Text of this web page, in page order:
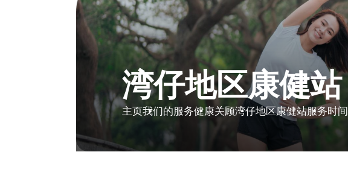
湾仔地区康健站
主页我们的服务健康关顾湾仔地区康健站服务时间